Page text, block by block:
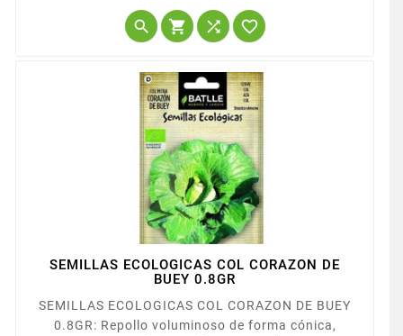
   
SEMILLAS ECOLOGICAS COL CORAZON DE
BUEY 0.8GR
SEMILLAS ECOLOGICAS COL CORAZON DE BUEY
0.8GR: Repollo voluminoso de forma cónica,